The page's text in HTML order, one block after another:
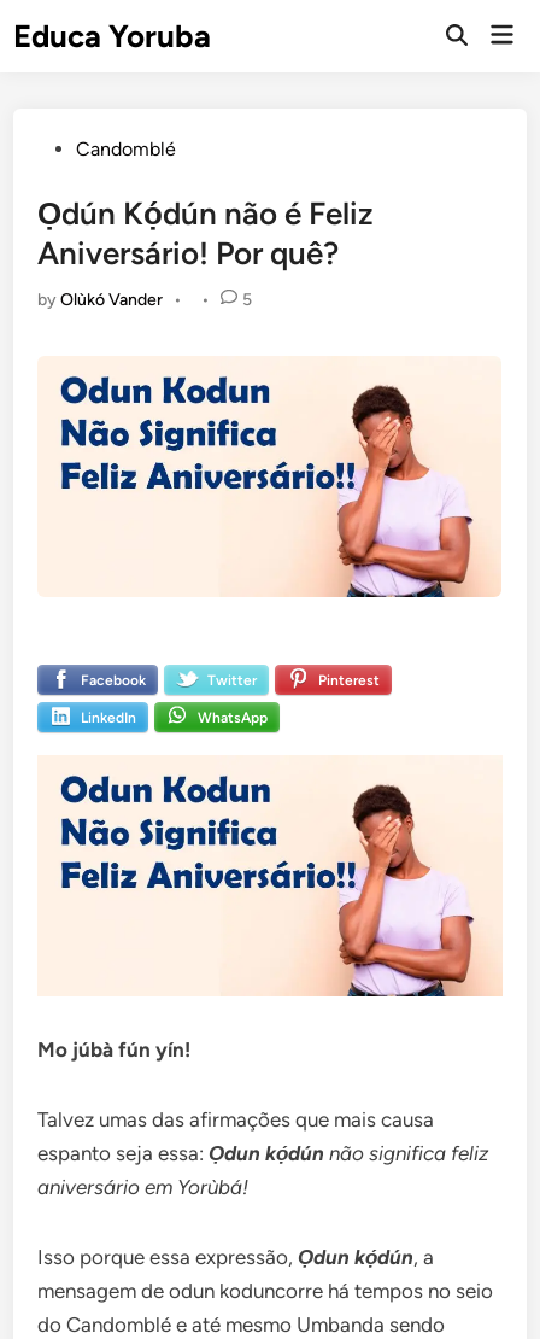
toEduca Yoruba
Open
PostedCandomblé
Ọdún Kọ́dún não é Feliz
Aniversário! Por quê?
byOlùkó Vander • • 5
Facebook Twitter Pinterest
LinkedIn WhatsApp
Mo júbà fún yín!
Talvez umas das afirmações que mais causa
espanto seja essa:Ọdun kọ́dún não significa feliz
aniversário em Yorùbá!
Isso porque essa expressão,Ọdun kọ́dún, a
mensagem de odun koduncorre há tempos no seio
do Candomblé e até mesmo Umbanda sendo